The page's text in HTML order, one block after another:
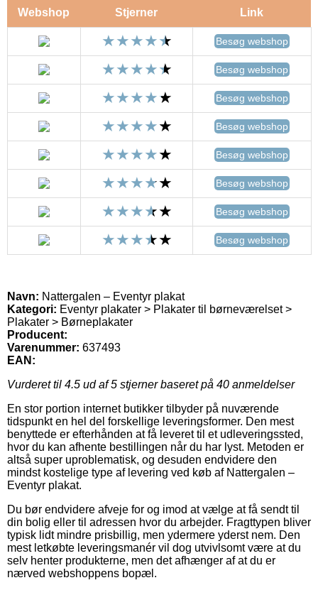
Webshop Stjerner Link
Besøg webshop
Besøg webshop
Besøg webshop
Besøg webshop
Besøg webshop
Besøg webshop
Besøg webshop
Besøg webshop
Navn: Nattergalen – Eventyr plakat
Kategori: Eventyr plakater > Plakater til børneværelset >
Plakater > Børneplakater
Producent:
Varenummer: 637493
EAN:
Vurderet til 4.5 ud af 5 stjerner baseret på 40 anmeldelser
En stor portion internet butikker tilbyder på nuværende
tidspunkt en hel del forskellige leveringsformer. Den mest
benyttede er efterhånden at få leveret til et udleveringssted,
hvor du kan afhente bestillingen når du har lyst. Metoden er
altså super uproblematisk, og desuden endvidere den
mindst kostelige type af levering ved køb af Nattergalen –
Eventyr plakat.
Du bør endvidere afveje for og imod at vælge at få sendt til
din bolig eller til adressen hvor du arbejder. Fragttypen bliver
typisk lidt mindre prisbillig, men ydermere yderst nem. Den
mest letkøbte leveringsmanér vil dog utvivlsomt være at du
selv henter produkterne, men det afhænger af at du er
nærved webshoppens bopæl.